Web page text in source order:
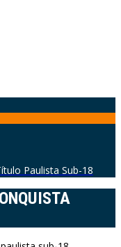
Paulista Sub-18